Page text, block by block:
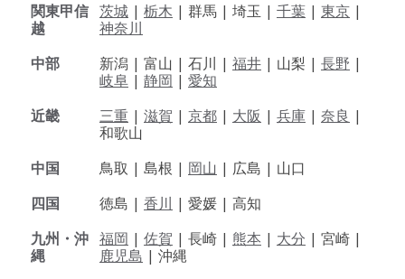
関東甲信
越
茨城 | 栃木 | 群馬 | 埼玉 | 千葉 | 東京 |
神奈川
中部
新潟 | 富山 | 石川 | 福井 | 山梨 | 長野 |
岐阜 | 静岡 | 愛知
近畿
三重 | 滋賀 | 京都 | 大阪 | 兵庫 | 奈良 |
和歌山
中国
鳥取 | 島根 | 岡山 | 広島 | 山口
四国
徳島 | 香川 | 愛媛 | 高知
九州・沖
縄
福岡 | 佐賀 | 長崎 | 熊本 | 大分 | 宮崎 |
鹿児島 | 沖縄